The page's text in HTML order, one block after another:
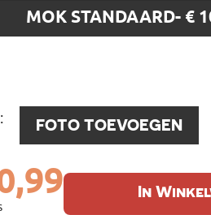
MOK STANDAARD- €
FOTO TOEVOEGEN
In